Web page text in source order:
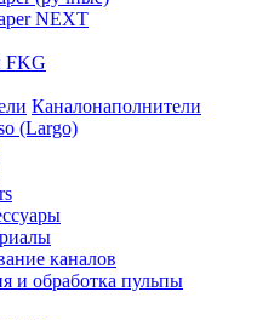
NEXT
FKG
Каналонаполнители
(Largo)
каналов
и обработка пульпы